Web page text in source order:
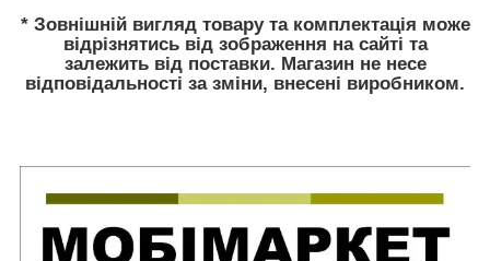
* Зовнішній вигляд товару та комплектація може
відрізнятись від зображення на сайті та
залежить від поставки. Магазин не несе
відповідальності за зміни, внесені виробником.